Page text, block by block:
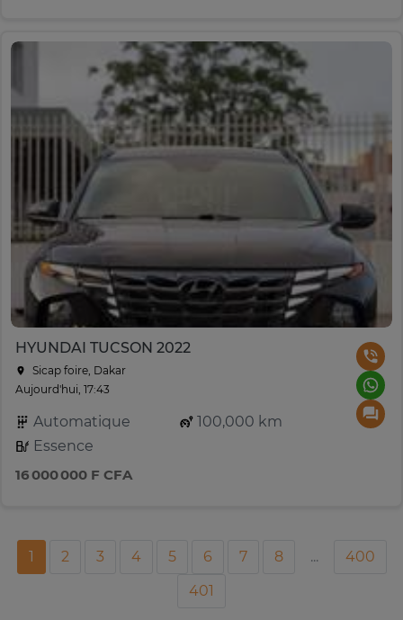
HYUNDAI TUCSON 2022
Sicap foire, Dakar
Aujourd'hui, 17:43
Automatique
100,000 km
Essence
16 000 000 F CFA
1 2 3 4 5 6 7 8 ...
400
401